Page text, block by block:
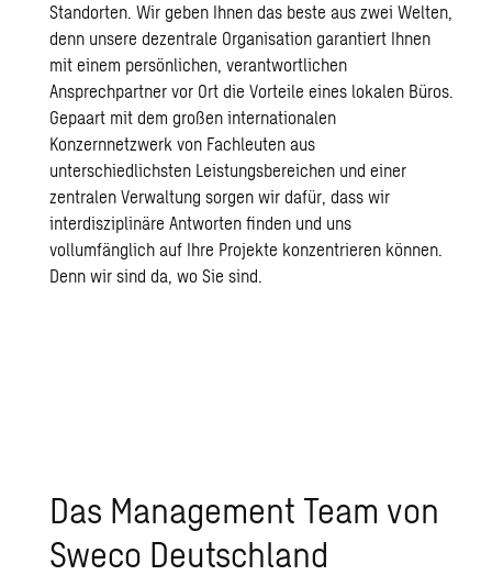
Standorten. Wir geben Ihnen das beste aus zwei Welten,
denn unsere dezentrale Organisation garantiert Ihnen
mit einem persönlichen, verantwortlichen
Ansprechpartner vor Ort die Vorteile eines lokalen Büros.
Gepaart mit dem großen internationalen
Konzernnetzwerk von Fachleuten aus
unterschiedlichsten Leistungsbereichen und einer
zentralen Verwaltung sorgen wir dafür, dass wir
interdisziplinäre Antworten finden und uns
vollumfänglich auf Ihre Projekte konzentrieren können.
Denn wir sind da, wo Sie sind.
Das Management Team von
Sweco Deutschland